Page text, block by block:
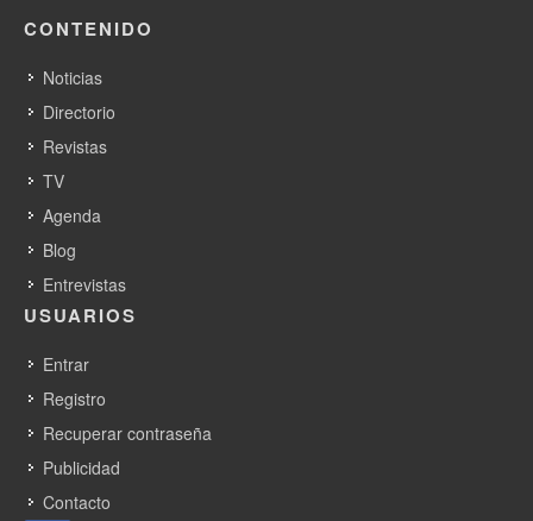
CONTENIDO
Noticias
Directorio
Revistas
TV
Agenda
Blog
Entrevistas
USUARIOS
Entrar
Registro
Recuperar contraseña
Publicidad
Contacto